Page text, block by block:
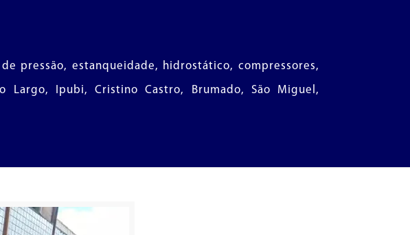
pressão, estanqueidade, hidrostático, compressores,
Largo, Ipubi, Cristino Castro, Brumado, São Miguel,